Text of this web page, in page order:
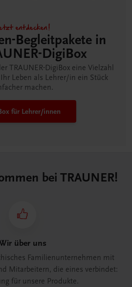
entdecken!
Begleitpakete in
DigiBox
TRAUNER-DigiBox eine Vielzahl
Leben als Lehrer/in ein Stück
machen.
für Lehrer/innen
bei TRAUNER!
über uns
Familienunternehmen mit
Mitarbeitern, die eines verbindet:
für unsere Produkte.